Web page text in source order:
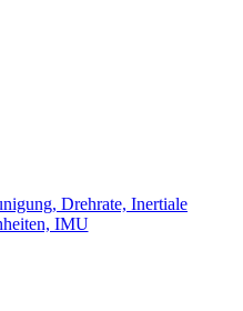
Drehrate, Inertiale
IMU